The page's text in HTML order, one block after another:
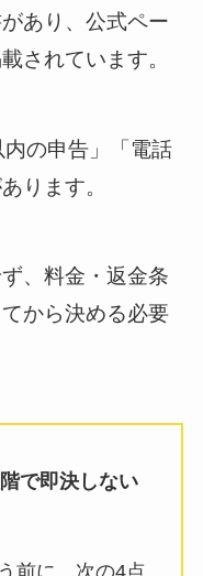
あり、公式ペー
されています。
の申告」「電話
ります。
、料金・返金条
から決める必要
で即決しない